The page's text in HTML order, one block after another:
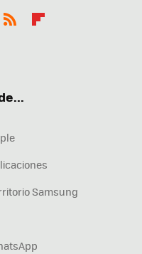
Samsung